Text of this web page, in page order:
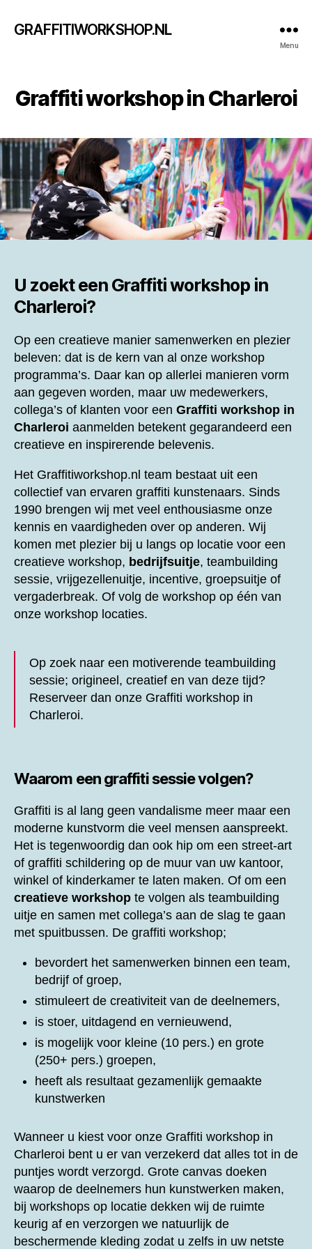
GRAFFITIWORKSHOP.NL
Menu
Graffiti workshop in Charleroi
U zoekt een Graffiti workshop in
Charleroi?
Op een creatieve manier samenwerken en plezier
beleven: dat is de kern van al onze workshop
programma’s. Daar kan op allerlei manieren vorm
aan gegeven worden, maar uw medewerkers,
collega’s of klanten voor een Graffiti workshop in
Charleroi aanmelden betekent gegarandeerd een
creatieve en inspirerende belevenis.
Het Graffitiworkshop.nl team bestaat uit een
collectief van ervaren graffiti kunstenaars. Sinds
1990 brengen wij met veel enthousiasme onze
kennis en vaardigheden over op anderen. Wij
komen met plezier bij u langs op locatie voor een
creatieve workshop, bedrijfsuitje, teambuilding
sessie, vrijgezellenuitje, incentive, groepsuitje of
vergaderbreak. Of volg de workshop op één van
onze workshop locaties.
Op zoek naar een motiverende teambuilding
sessie; origineel, creatief en van deze tijd?
Reserveer dan onze Graffiti workshop in
Charleroi.
Waarom een graffiti sessie volgen?
Graffiti is al lang geen vandalisme meer maar een
moderne kunstvorm die veel mensen aanspreekt.
Het is tegenwoordig dan ook hip om een street-art
of graffiti schildering op de muur van uw kantoor,
winkel of kinderkamer te laten maken. Of om een
creatieve workshop te volgen als teambuilding
uitje en samen met collega’s aan de slag te gaan
met spuitbussen. De graffiti workshop;
bevordert het samenwerken binnen een team,
bedrijf of groep,
stimuleert de creativiteit van de deelnemers,
is stoer, uitdagend en vernieuwend,
is mogelijk voor kleine (10 pers.) en grote
(250+ pers.) groepen,
heeft als resultaat gezamenlijk gemaakte
kunstwerken
Wanneer u kiest voor onze Graffiti workshop in
Charleroi bent u er van verzekerd dat alles tot in de
puntjes wordt verzorgd. Grote canvas doeken
waarop de deelnemers hun kunstwerken maken,
bij workshops op locatie dekken wij de ruimte
keurig af en verzorgen we natuurlijk de
beschermende kleding zodat u zelfs in uw netste